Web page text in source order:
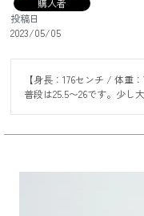
購入者
投稿日
2023/05/05
【身長：176センチ / 体重
普段は25.5〜26です。少し